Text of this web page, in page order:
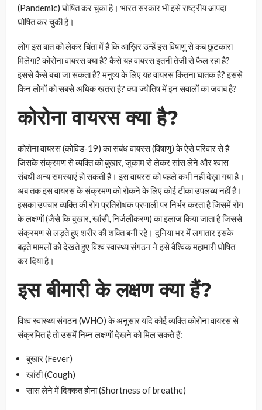
(Pandemic) घोषित कर चुका है। भारत सरकार भी इसे राष्ट्रीय आपदा
घोषित कर चुकी है।
लोग इस बात को लेकर चिंता में हैं कि आख़िर उन्हें इस विषाणु से कब छुटकारा
मिलेगा? कोरोना वायरस क्या है? कैसे यह वायरस इतनी तेज़ी से फैल रहा है?
इससे कैसे बचा जा सकता है? मनुष्य के लिए यह वायरस कितना घातक है? इससे
किन लोगों को सबसे अधिक ख़तरा है? क्या ज्योतिष में इन सवालों का जवाब है?
कोरोना वायरस क्या है?
कोरोना वायरस (कोविड-19) का संबंध वायरस (विषाणु) के ऐसे परिवार से है
जिसके संक्रमण से व्यक्ति को बुखार, जुकाम से लेकर सांस लेने और श्वास
संबंधी अन्य समस्याएं हो सकती हैं। इस वायरस को पहले कभी नहीं देख़ा गया है।
अब तक इस वायरस के संक्रमण को रोकने के लिए कोई टीका उपलब्ध नहीं है।
इसका उपचार व्यक्ति की रोग प्रतिरोधक प्रणाली पर निर्भर करता है जिसमें रोग
के लक्षणों (जैसे कि बुखार, खांसी, निर्जलीकरण) का इलाज किया जाता है जिससे
संक्रमण से लड़ते हुए शरीर की शक्ति बनी रहे। दुनिया भर में लगातार इसके
बढ़ते मामलों को देखते हुए विश्व स्वास्थ्य संगठन ने इसे वैश्विक महामारी घोषित
कर दिया है।
इस बीमारी के लक्षण क्या हैं?
विश्व स्वास्थ्य संगठन (WHO) के अनुसार यदि कोई व्यक्ति कोरोना वायरस से
संक्रमित है तो उसमें निम्न लक्षणों देखने को मिल सकते हैं:
बुखार (Fever)
खांसी (Cough)
सांस लेने में दिक्कत होना (Shortness of breathe)